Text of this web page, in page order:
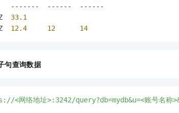
33.1
12.4 12 14
句查询数据
<网络地址>:3242/query?db=mydb&u=<账号名称